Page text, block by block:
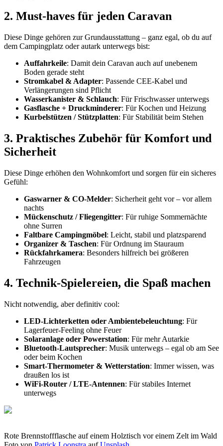
2. Must-haves für jeden Caravan
Diese Dinge gehören zur Grundausstattung – ganz egal, ob du auf
dem Campingplatz oder autark unterwegs bist:
Auffahrkeile: Damit dein Caravan auch auf unebenem
Boden gerade steht
Stromkabel & Adapter: Passende CEE-Kabel und
Verlängerungen sind Pflicht
Wasserkanister & Schlauch: Für Frischwasser unterwegs
Gasflasche + Druckminderer: Für Kochen und Heizung
Kurbelstützen / Stützplatten: Für Stabilität beim Stehen
3. Praktisches Zubehör für Komfort und
Sicherheit
Diese Dinge erhöhen den Wohnkomfort und sorgen für ein sicheres
Gefühl:
Gaswarner & CO-Melder: Sicherheit geht vor – vor allem
nachts
Mückenschutz / Fliegengitter: Für ruhige Sommernächte
ohne Surren
Faltbare Campingmöbel: Leicht, stabil und platzsparend
Organizer & Taschen: Für Ordnung im Stauraum
Rückfahrkamera: Besonders hilfreich bei größeren
Fahrzeugen
4. Technik-Spielereien, die Spaß machen
Nicht notwendig, aber definitiv cool:
LED-Lichterketten oder Ambientebeleuchtung: Für
Lagerfeuer-Feeling ohne Feuer
Solaranlage oder Powerstation: Für mehr Autarkie
Bluetooth-Lautsprecher: Musik unterwegs – egal ob am See
oder beim Kochen
Smart-Thermometer & Wetterstation: Immer wissen, was
draußen los ist
WiFi-Router / LTE-Antennen: Für stabiles Internet
unterwegs
Rote Brennstoffflasche auf einem Holztisch vor einem Zelt im Wald